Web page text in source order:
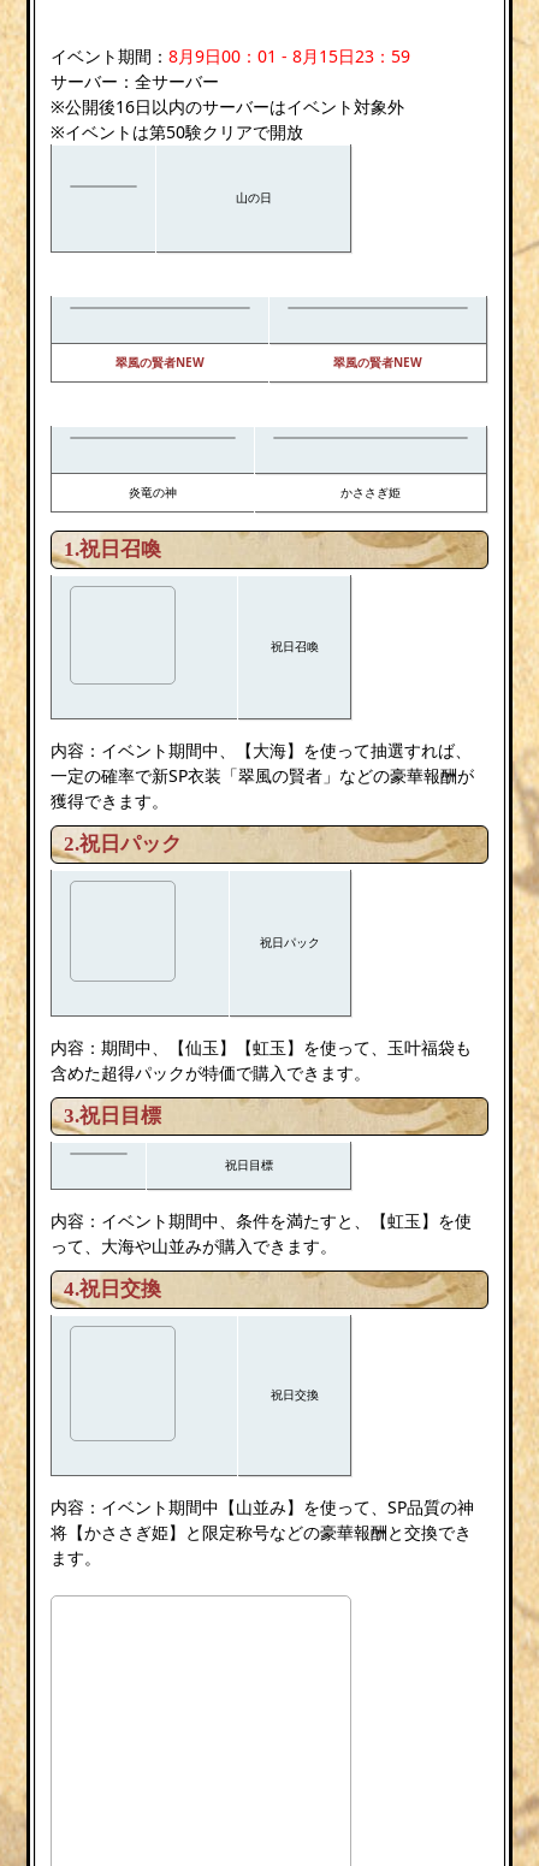
イベント期間：8月9日00：01 - 8月15日23：59
サーバー：全サーバー
※公開後16日以内のサーバーはイベント対象外
※イベントは第50験クリアで開放
山の日
翠風の賢者NEW 翠風の賢者NEW
炎竜の神 かささぎ姫
1.祝日召喚
祝日召喚
内容：イベント期間中、【大海】を使って抽選すれば、
一定の確率で新SP衣装「翠風の賢者」などの豪華報酬が
獲得できます。
2.祝日パック
祝日パック
内容：期間中、【仙玉】【虹玉】を使って、玉叶福袋も
含めた超得パックが特価で購入できます。
3.祝日目標
祝日目標
内容：イベント期間中、条件を満たすと、【虹玉】を使
って、大海や山並みが購入できます。
4.祝日交換
祝日交換
内容：イベント期間中【山並み】を使って、SP品質の神
将【かささぎ姫】と限定称号などの豪華報酬と交換でき
ます。